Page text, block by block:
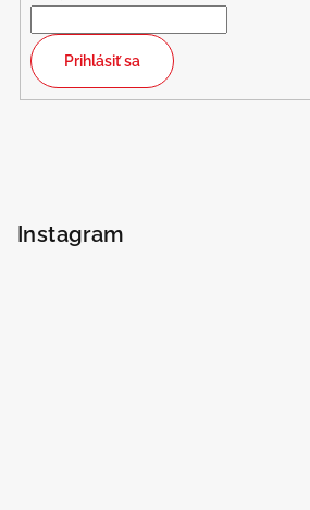
Prihlásiť sa
Instagram